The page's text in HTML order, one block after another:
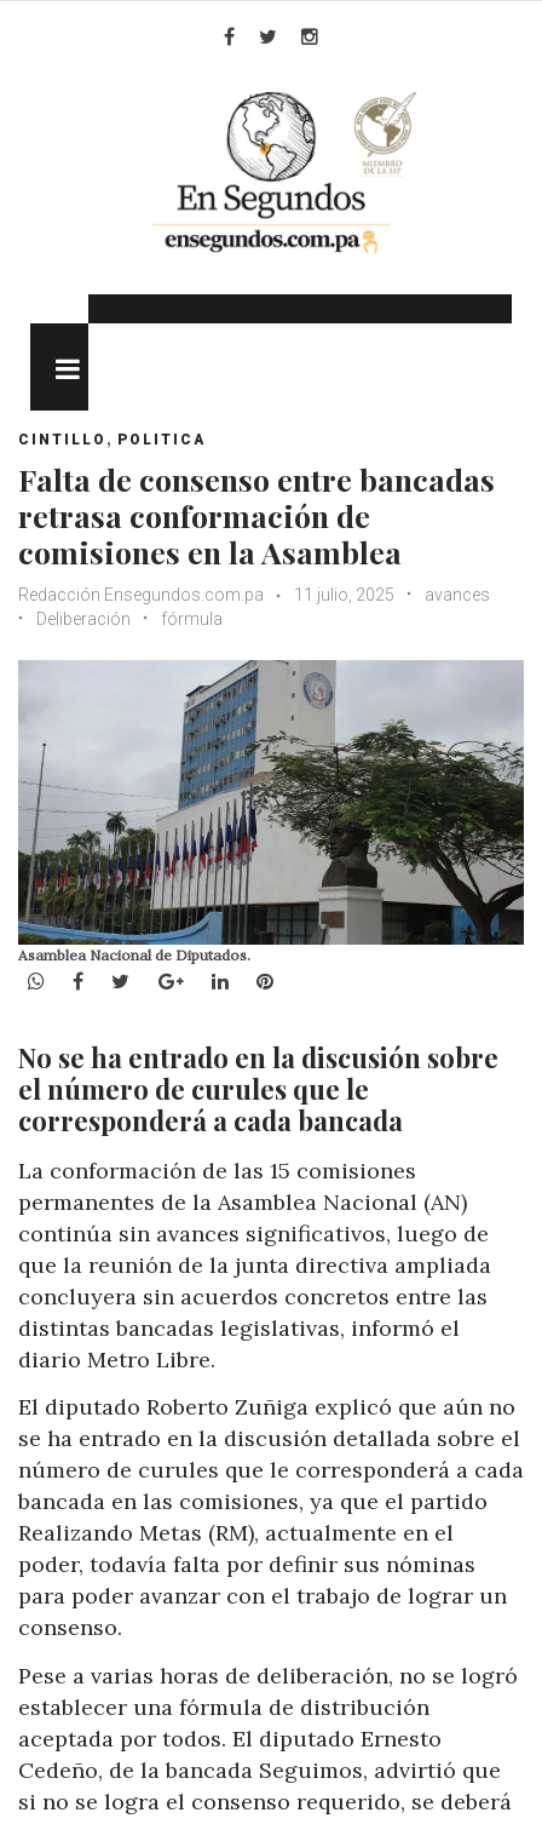
CINTILLO , POLITICA
Falta de consenso entre bancadas
retrasa conformación de
comisiones en la Asamblea
Redacción Ensegundos.com.pa 11 julio, 2025
avances
Deliberación
fórmula
Asamblea Nacional de Diputados.
WhatsApp
Facebook
TwitterGoogle+LinkedInPinterest
No se ha entrado en la discusión sobre
el número de curules que le
corresponderá a cada bancada
La conformación de las 15 comisiones
permanentes de la Asamblea Nacional (AN)
continúa sin avances significativos, luego de
que la reunión de la junta directiva ampliada
concluyera sin acuerdos concretos entre las
distintas bancadas legislativas, informó el
diario Metro Libre.
El diputado Roberto Zuñiga explicó que aún no
se ha entrado en la discusión detallada sobre el
número de curules que le corresponderá a cada
bancada en las comisiones, ya que el partido
Realizando Metas (RM), actualmente en el
poder, todavía falta por definir sus nóminas
para poder avanzar con el trabajo de lograr un
consenso.
Pese a varias horas de deliberación, no se logró
establecer una fórmula de distribución
aceptada por todos. El diputado Ernesto
Cedeño, de la bancada Seguimos, advirtió que
si no se logra el consenso requerido, se deberá